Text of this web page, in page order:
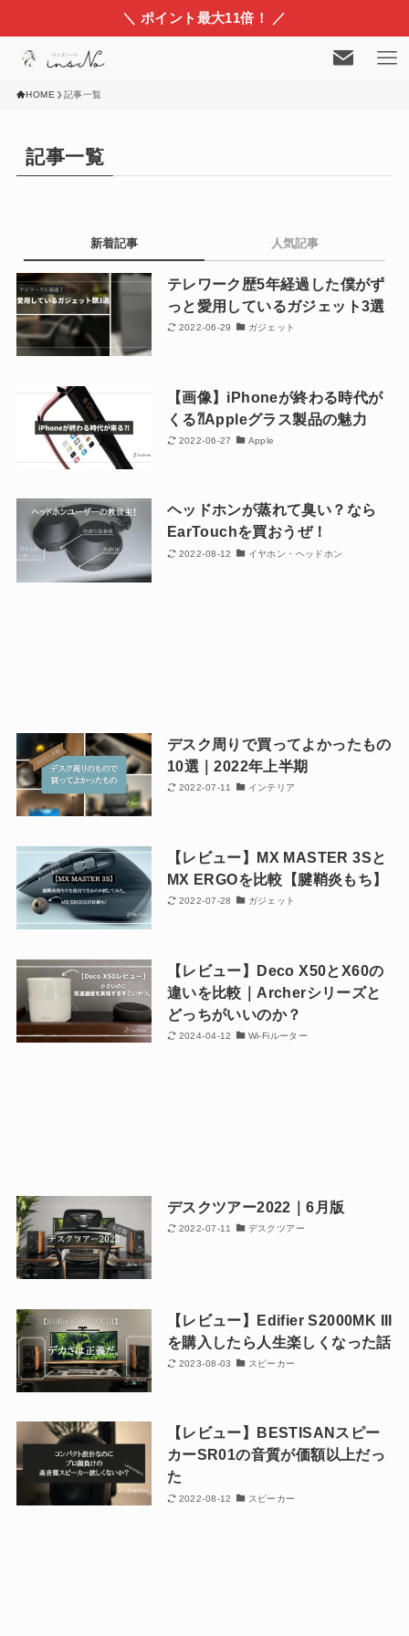
＼ ポイント最大11倍！ ／
HOME 記事一覧
記事一覧
新着記事 人気記事
テレワーク歴5年経過した僕がず
っと愛用しているガジェット3選
2022-06-29 ガジェット
【画像】iPhoneが終わる時代が
くる⁈Appleグラス製品の魅力
2022-06-27 Apple
ヘッドホンが蒸れて臭い？なら
EarTouchを買おうぜ！
2022-08-12 イヤホン・ヘッドホン
デスク周りで買ってよかったもの
10選｜2022年上半期
2022-07-11 インテリア
【レビュー】MX MASTER 3Sと
MX ERGOを比較【腱鞘炎もち】
2022-07-28 ガジェット
【レビュー】Deco X50とX60の
違いを比較｜Archerシリーズと
どっちがいいのか？
2024-04-12 Wi-Fiルーター
デスクツアー2022｜6月版
2022-07-11 デスクツアー
【レビュー】Edifier S2000MK III
を購入したら人生楽しくなった話
2023-08-03 スピーカー
【レビュー】BESTISANスピー
カーSR01の音質が価額以上だっ
た
2022-08-12 スピーカー